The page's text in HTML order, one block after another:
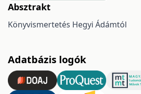
Absztrakt
Könyvismertetés Hegyi Ádámtól
Adatbázis logók